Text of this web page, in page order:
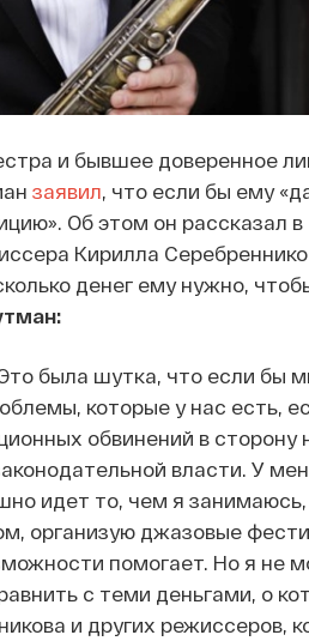
и бывшее доверенное
заявил, что если бы ему
Об этом он рассказал
Кирилла
денег ему нужно,
была шутка, что если бы
которые у нас есть,
обвинений в сторону
власти. У
идет то, чем я занимаюсь,
организую джазовые
помогает. Но я не
с теми деньгами, о
и других режиссеров,